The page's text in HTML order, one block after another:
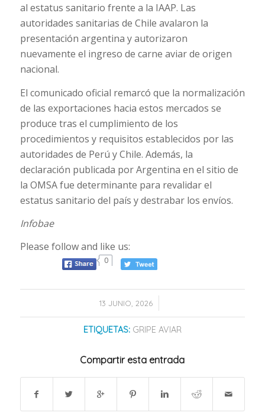
al estatus sanitario frente a la IAAP. Las
autoridades sanitarias de Chile avalaron la
presentación argentina y autorizaron
nuevamente el ingreso de carne aviar de origen
nacional.
El comunicado oficial remarcó que la normalización
de las exportaciones hacia estos mercados se
produce tras el cumplimiento de los
procedimientos y requisitos establecidos por las
autoridades de Perú y Chile. Además, la
declaración publicada por Argentina en el sitio de
la OMSA fue determinante para revalidar el
estatus sanitario del país y destrabar los envíos.
Infobae
Please follow and like us:
0
13 JUNIO, 2026
/
ETIQUETAS: GRIPE AVIAR
Compartir esta entrada